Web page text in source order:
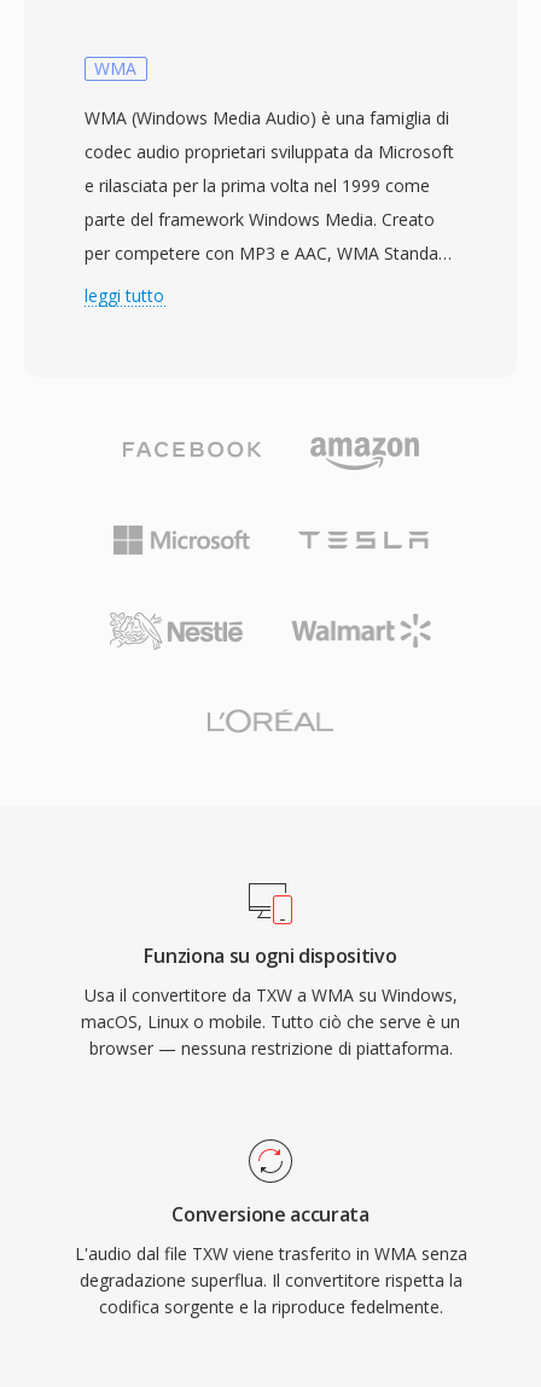
schede di memoria — quindi i file sono
rapido da floppy disk da 3,5 pollici. Nonostante
la risoluzione a 12 bit, il TX16W si è
guadagnato un seguito fedele tra i musicisti
elettronici che apprezzavano il suo carattere
caldo e leggermente grintoso, capace di
conferire una texture sonora riconoscibile al
fluida dei loop di sustain nell&#039;hardware.
Sebbene i file TXW non siano direttamente
moderno, utilità di conversione e il toolkit audio
contemporanei come WAV o AIFF. Per gli
appassionati di synth vintage e i curatori di
archiviazione importante.
WMA
WMA (Windows Media Audio) è una famiglia di
codec audio proprietari sviluppata da Microsoft
e rilasciata per la prima volta nel 1999 come
parte del framework Windows Media. Creato
per competere con MP3 e AAC, WMA Standard
utilizza la codifica percettiva per offrire quella
famiglia di codec si è ampliata con WMA
risoluzione, WMA Lossless per la
compressione archiviale bit-perfect e WMA
molto bassi. La profonda integrazione con
un forte vantaggio distributivo per tutti gli anni
Windows, senza necessità di software di terze
parti per la riproduzione su qualsiasi macchina
Windows. Il supporto multipiattaforma è
migliorato grazie a librerie come FFmpeg e
GStreamer, sebbene WMA resti meno
universalmente compatibile rispetto a MP3 o
legacy, anche se codec più recenti ne hanno
leggi tutto
Funziona su ogni dispositivo
Usa il convertitore da TXW a WMA su Windows,
macOS, Linux o mobile. Tutto ciò che serve è un
browser — nessuna restrizione di piattaforma.
Conversione accurata
L'audio dal file TXW viene trasferito in WMA senza
degradazione superflua. Il convertitore rispetta la
codifica sorgente e la riproduce fedelmente.